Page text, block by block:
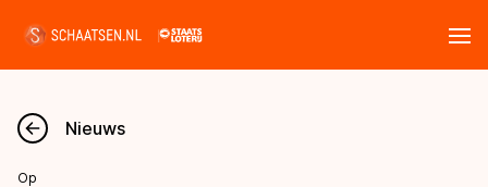
Nieuws
Nieuws
Op